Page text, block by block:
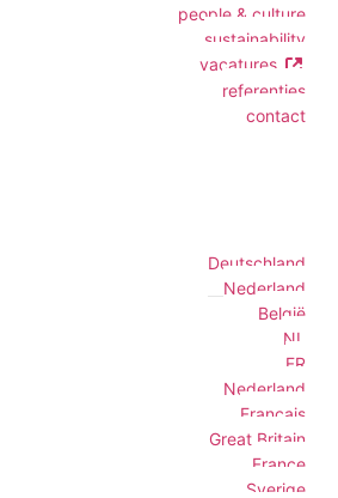
people & culture
sustainability
vacatures
referenties
contact
Deutschland
Nederland
België
NL
FR
Nederland
Français
Great Britain
France
Sverige